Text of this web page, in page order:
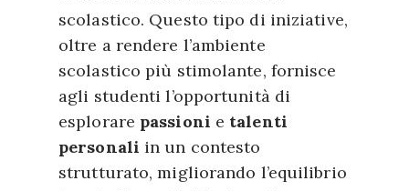
scolastico. Questo tipo di iniziative,
oltre a rendere l’ambiente
scolastico più stimolante, fornisce
agli studenti l’opportunità di
esplorare passioni e talenti
personali in un contesto
strutturato, migliorando l’equilibrio